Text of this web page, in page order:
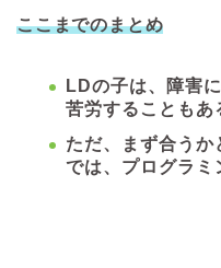
ここまでのまとめ
LDの子は、障害
苦労することもあ
ただ、まず合う
では、プログラミ